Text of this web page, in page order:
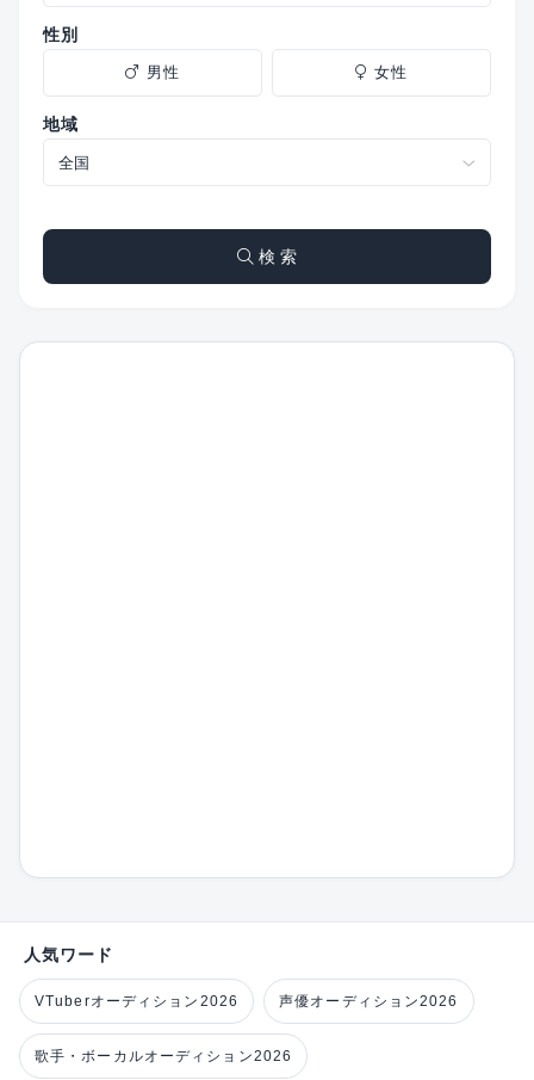
性別
男性 女性
地域
検 索
人気ワード
VTuberオーディション2026 声優オーディション2026
歌手・ボーカルオーディション2026